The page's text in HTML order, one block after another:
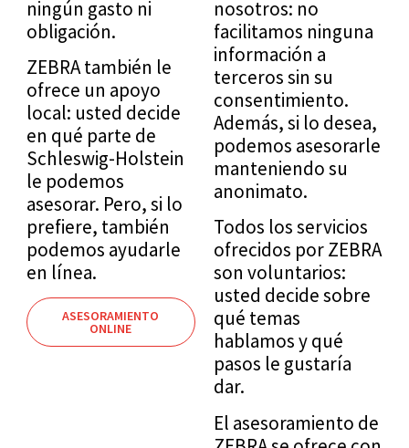
ningún gasto ni
obligación.
ZEBRA también le
ofrece un apoyo
local: usted decide
en qué parte de
Schleswig-Holstein
le podemos
asesorar. Pero, si lo
prefiere, también
podemos ayudarle
en línea.
ASESORAMIENTO
ONLINE
nosotros: no
facilitamos ninguna
información a
terceros sin su
consentimiento.
Además, si lo desea,
podemos asesorarle
manteniendo su
anonimato.
Todos los servicios
ofrecidos por ZEBRA
son voluntarios:
usted decide sobre
qué temas
hablamos y qué
pasos le gustaría
dar.
El asesoramiento de